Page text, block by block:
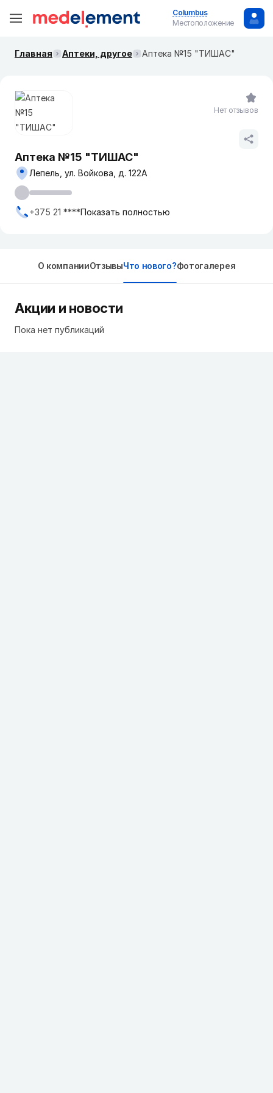
Columbus
Местоположение
Главная Аптеки, другое Аптека №15 "ТИШАС"
Аптека №15 "ТИШАС"
Лепель, ул. Войкова, д. 122А
+375 21 ****Показать полностью
Нет отзывов
О компанииОтзывыЧто нового?Фотогалерея
Акции и новости
Пока нет публикаций